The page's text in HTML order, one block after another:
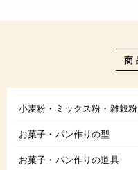
小麦粉・ミックス粉・雑穀粉
お菓子・パン作りの型
お菓子・パン作りの道具